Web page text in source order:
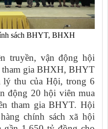
sách BHYT, BHXH
truyền, vận động hội
tham gia BHXH, BHYT
lý thu của Hội, trong 6
động 20 hội viên mua
tham gia BHYT. Hội
chính sách xã hội